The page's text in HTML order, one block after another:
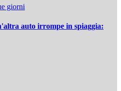
giorni
auto irrompe in spiaggia: